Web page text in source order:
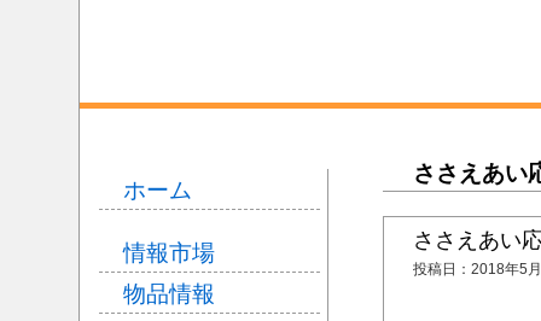
ホーム
情報市場
物品情報
ささえあい
ささえあい
投稿日： 2018年5